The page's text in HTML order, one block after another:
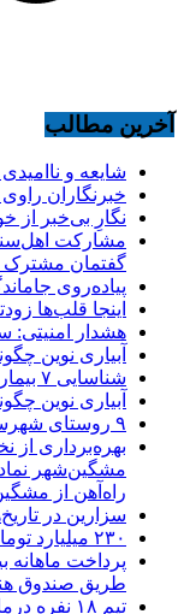
آخرین مطالب
شایعه و
خبرنگاران
نگارِ بی‌خبر از
مشارکت
گفتمان مشترک
پیاده‌روی
اینجا قلب‌ها
هشدار امنیتی:
آبیاری نوین
شناسایی ۷ بیمار مبتلا به سیاه‌سرفه در اردبیل
آبیاری نوین
۹ روستای شهرستان نمین دچار تنش آبی هستند
بهره‌برداری از
مشگین‌شهر نماد
راه‌آهن از
سزارین در
۲۳۰ میلیارد تومان برای تالار شهر اردبیل تأمین شد
طریق صندوق
تیم ۱۸ نفره درمان اردبیل در مهران مستقر می‌شود